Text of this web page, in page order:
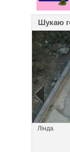
Шукаю
Лінда